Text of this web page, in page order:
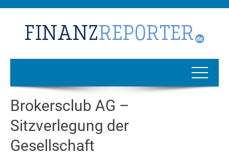
Brokersclub AG –
Sitzverlegung der
Gesellschaft